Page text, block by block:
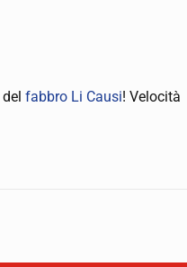
delfabbro Li Causi! Velocità